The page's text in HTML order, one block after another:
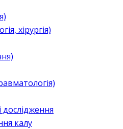
хірургія)
дослідження
калу